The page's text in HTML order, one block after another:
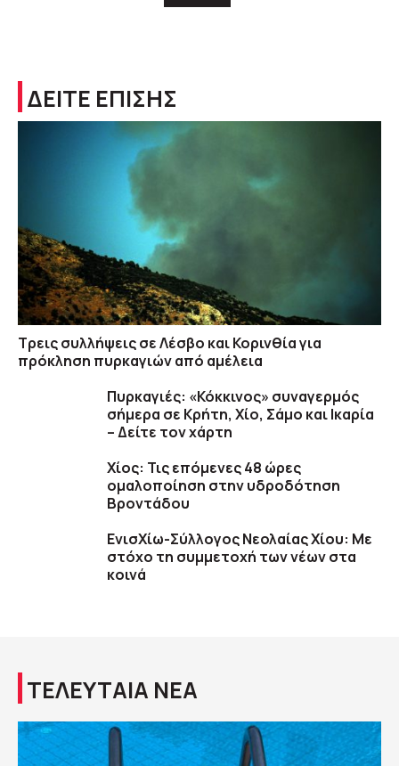
ΔΕΙΤΕ ΕΠΙΣΗΣ
Τρεις συλλήψεις σε Λέσβο και Κορινθία για
πρόκληση πυρκαγιών από αμέλεια
Πυρκαγιές: «Κόκκινος» συναγερμός
σήμερα σε Κρήτη, Χίο, Σάμο και Ικαρία
– Δείτε τον χάρτη
Χίος: Τις επόμενες 48 ώρες
ομαλοποίηση στην υδροδότηση
Βροντάδου
ΕνισΧίω-Σύλλογος Νεολαίας Χίου: Με
στόχο τη συμμετοχή των νέων στα
κοινά
ΤΕΛΕΥΤΑΙΑ ΝΕΑ